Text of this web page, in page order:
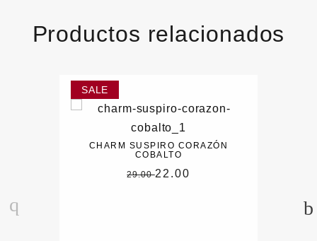
Productos relacionados
CHARM SUSPIRO CORAZÓN
COBALTO
29.0022.00